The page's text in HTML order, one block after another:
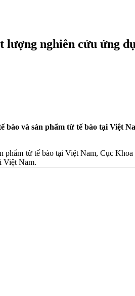
lượng nghiên cứu ứng
và sản phẩm từ tế bào tại Việt
phẩm từ tế bào tại Việt Nam, Cục
Việt Nam.